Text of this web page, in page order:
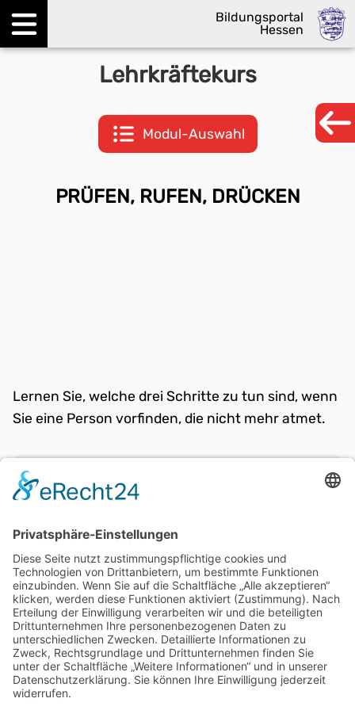
Menü öffnen
Bildungsportal
Hessen
Lehrkräftekurs
Modul-Auswahl
PRÜFEN, RUFEN, DRÜCKEN
Lernen Sie, welche drei Schritte zu tun sind, wenn
Sie eine Person vorfinden, die nicht mehr atmet.
zurück:Einleitung und zu vermittelnde
Kompetenzen